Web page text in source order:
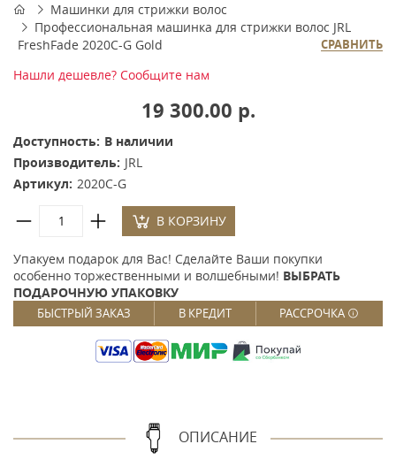
Машинки для стрижки волос
Профессиональная машинка для стрижки волос JRL
FreshFade 2020C-G Gold
СРАВНИТЬ
Нашли дешевле? Сообщите нам
19 300.00 р.
Доступность: В наличии
Производитель: JRL
Артикул: 2020C-G
В КОРЗИНУ
Упакуем подарок для Вас! Сделайте Ваши покупки
особенно торжественными и волшебными! ВЫБРАТЬ
ПОДАРОЧНУЮ УПАКОВКУ
БЫСТРЫЙ ЗАКАЗ В КРЕДИТ РАССРОЧКА
ОПИСАНИЕ